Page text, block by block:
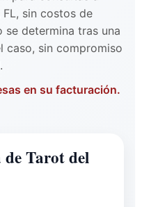
sin costos de
determina tras una
caso, sin compromiso
en su facturación.
Tarot del